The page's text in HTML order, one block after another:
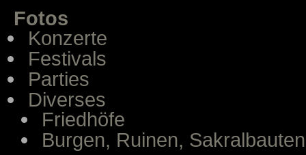
Fotos
Konzerte
Festivals
Parties
Diverses
Friedhöfe
Burgen, Ruinen, Sakralbauten